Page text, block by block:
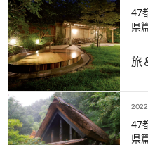
47
県
旅
47
県